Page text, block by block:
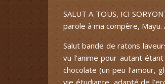
SALUT A TOUS, ICI
parole à ma compère,
Salut bande de ratons
vu l’anime pour autant
chocolate (un peu l’amour,
vie étudiante, adapté de